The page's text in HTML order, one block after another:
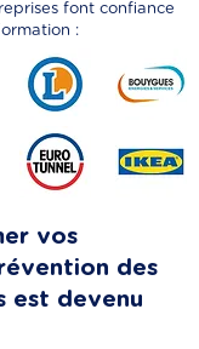
font confiance
:
vos
des
est devenu